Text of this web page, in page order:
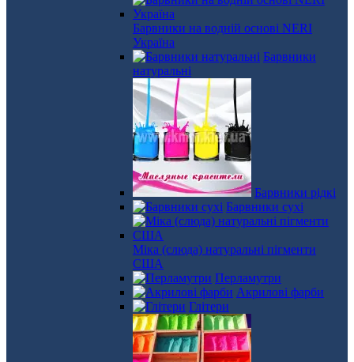
Барвники на водній основі NERI
Україна
Барвники
натуральні
Барвники рідкі
Барвники сухі
Міка (слюда) натуральні пігменти
США
Перламутри
Акрилові фарби
Глітери